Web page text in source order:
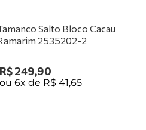
Salto Bloco Cacau
2535202-2
R$249,90
ou6x de R$ 41,65